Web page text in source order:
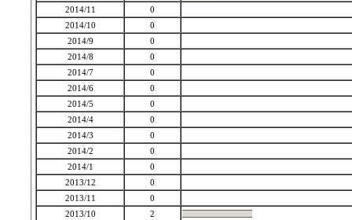
2014/11
0
2014/10
0
2014/9
0
2014/8
0
2014/7
0
2014/6
0
2014/5
0
2014/4
0
2014/3
0
2014/2
0
2014/1
0
2013/12
0
2013/11
0
2013/10
2